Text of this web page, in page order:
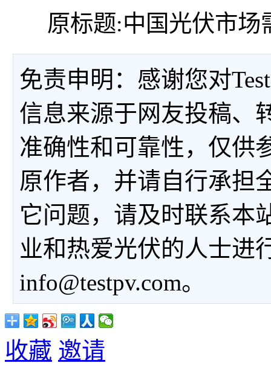
原标题:中国光伏市场
免责申明：感谢您对
信息来源于网友投稿、
准确性和可靠性，仅供
原作者，并请自行承担
它问题，请及时联系本
业和热爱光伏的人士进
info@testpv.com。
收藏 邀请